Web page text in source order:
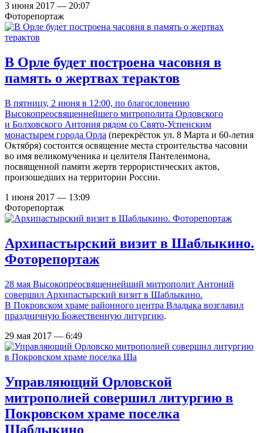
3 июня 2017 — 20:07
Фоторепортаж
В Орле будет построена часовня в
память о жертвах терактов
В пятницу, 2 июня в 12:00, по благословению
Высокопреосвященнейшего митрополита Орловского
и Болховского Антония рядом со Свято-Успенским
монастырем города Орла (перекрёсток ул. 8 Марта и 60-летия
Октября) состоится освящение места строительства часовни
во имя великомученика и целителя Пантелеимона,
посвященной памяти жертв террористических актов,
произошедших на территории России.
1 июня 2017 — 13:09
Фоторепортаж
Архипастырский визит в Шаблыкино.
Фоторепортаж
28 мая Высокопреосвященнейший митрополит Антоний
совершил Архипастырский визит в Шаблыкино.
В Покровском храме районного центра Владыка возглавил
праздничную Божественную литургию.
29 мая 2017 — 6:49
Управляющий Орловской
митрополией совершил литургию в
Покровском храме поселка
Шаблыкино